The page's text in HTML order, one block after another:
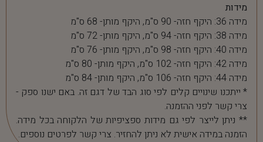
מידות
מידה 36: היקף חזה- 90 ס"מ, היקף מותן- 68 ס"מ
מידה 38: היקף חזה- 94 ס"מ, היקף מותן- 72 ס"מ
מידה 40: היקף חזה- 98 ס"מ, היקף מותן- 76 ס"מ
מידה 42: היקף חזה- 102 ס"מ, היקף מותן- 80 ס"מ
מידה 44: היקף חזה- 106 ס"מ, היקף מותן- 84 ס"מ
* ייתכנו שינויים קלים לפי סוג הבד של דגם זה. באם ישנו ספק -
צרי קשר לפני ההזמנה.
** ניתן לייצר לפי גם מידות ספציפיות של הלקוחה בכל מידה.
הזמנה במידה אישית לא ניתן להחזיר. צרי קשר לפרטים נוספים.